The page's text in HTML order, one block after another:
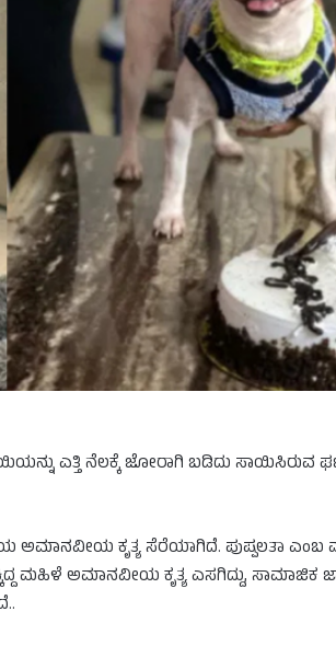
ಎತ್ತಿನೆಲಕ್ಕೆಜೋರಾಗಿ ಬಡಿದು ಸಾಯಿಸಿರುವ
ಅಮಾನವೀಯ ಕೃತ್ಯ ಸೆರೆಯಾಗಿದೆ. ಪುಷ್ಪಲತಾ
ಮಹಿಳೆ ಅಮಾನವೀಯ ಕೃತ್ಯಎಸಗಿದ್ದು, ಸಾಮಾಜಿಕ
..